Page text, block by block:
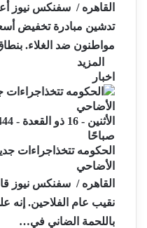
القاهره / سفنكس نيوز
تدشين مبادرة تخفيض
مواطنون ضد الغلاء.
المزيد
اخبار
صباحًا
الحكومه تتخذاجراءات
الأضاحي
القاهره / سفنكس نيوز
نقيب عام الفلاحين.
باللحمة الضاني في…